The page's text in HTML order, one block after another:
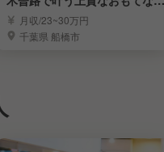
と安定生活
月収/23~30万円
千葉県 船橋市